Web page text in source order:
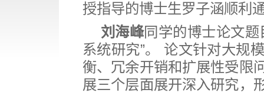
授指导的博士生罗子涵顺利
刘海峰同学的博士论文题
系统研究”。 论文针对大规
衡、冗余开销和扩展性受限
展三个层面展开深入研究，